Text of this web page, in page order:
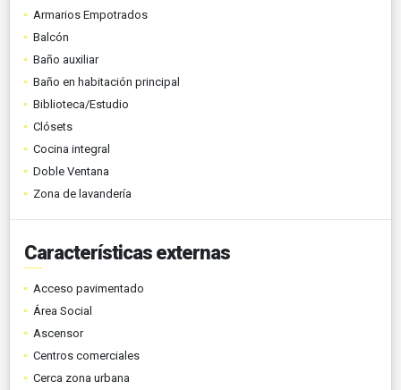
Armarios Empotrados
Balcón
Baño auxiliar
Baño en habitación principal
Biblioteca/Estudio
Clósets
Cocina integral
Doble Ventana
Zona de lavandería
Características externas
Acceso pavimentado
Área Social
Ascensor
Centros comerciales
Cerca zona urbana